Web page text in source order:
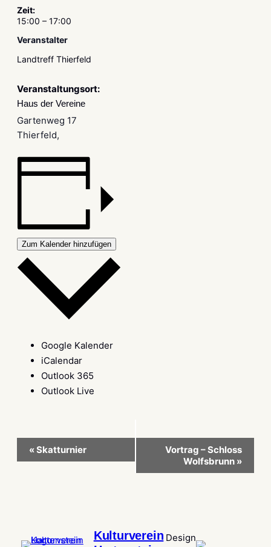
Zeit:
15:00 – 17:00
Veranstalter
Landtreff Thierfeld
Veranstaltungsort:
Haus der Vereine
Gartenweg 17
Thierfeld,
Zum Kalender hinzufügen
Google Kalender
iCalendar
Outlook 365
Outlook Live
Veranstaltung-
Navigation
«Skatturnier
Vortrag – Schloss
Wolfsbrunn »
Kulturverein Design